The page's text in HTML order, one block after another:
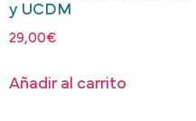
y UCDM
29,00€
Añadir al carrito